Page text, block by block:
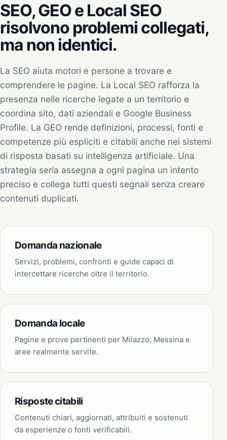
SEO, GEO e Local SEO
risolvono problemi collegati,
ma non identici.
La SEO aiuta motori e persone a trovare e
comprendere le pagine. La Local SEO rafforza la
presenza nelle ricerche legate a un territorio e
coordina sito, dati aziendali e Google Business
Profile. La GEO rende definizioni, processi, fonti e
competenze più espliciti e citabili anche nei sistemi
di risposta basati su intelligenza artificiale. Una
strategia seria assegna a ogni pagina un intento
preciso e collega tutti questi segnali senza creare
contenuti duplicati.
Domanda nazionale
Servizi, problemi, confronti e guide capaci di
intercettare ricerche oltre il territorio.
Domanda locale
Pagine e prove pertinenti per Milazzo, Messina e
aree realmente servite.
Risposte citabili
Contenuti chiari, aggiornati, attribuiti e sostenuti
da esperienze o fonti verificabili.